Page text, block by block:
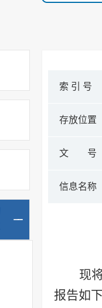
索 引 号
存放位置
文 号
信息名称
现
报告如